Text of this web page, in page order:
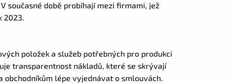
současné době probíhají mezi firmami, jež
2023.
položek a služeb potřebných pro produkci
transparentnost nákladů, které se skrývají
lépe vyjednávat o smlouvách.